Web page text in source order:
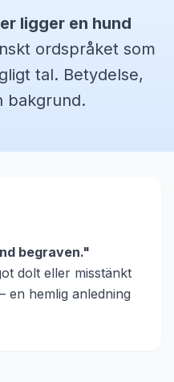
ligger en hund
ordspråket som
tal. Betydelse,
bakgrund.
begraven."
dolt eller misstänkt
hemlig anledning